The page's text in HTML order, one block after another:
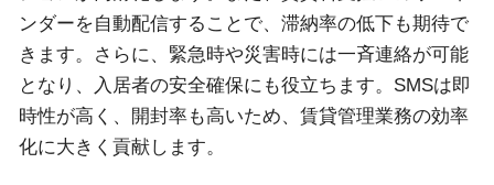
ンダーを自動配信することで、滞納率の低下も期待で
きます。さらに、緊急時や災害時には一斉連絡が可能
となり、入居者の安全確保にも役立ちます。SMSは即
時性が高く、開封率も高いため、賃貸管理業務の効率
化に大きく貢献します。